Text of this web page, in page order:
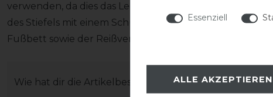
verwenden, da dies das Leder austrocknen lässt).
des Stiefels mit einem Schuhlöffel und das Ausziehen
Fußbett sowie der Reißverschluss unversehrt bleiben.
Wie hat dir die Artikelbeschreibung gefallen?
Essenziell
ALLE AKZEPTIEREN